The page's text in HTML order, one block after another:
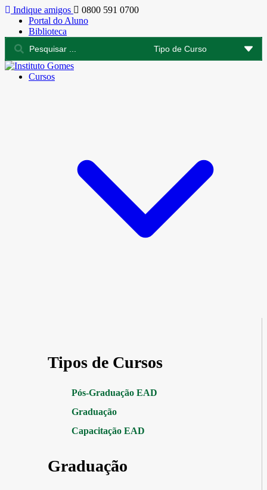
Indique amigos
0800 591 0700
Portal do Aluno
Biblioteca
Cursos
Tipos de Cursos
Pós-Graduação EAD
Graduação
Capacitação EAD
Graduação